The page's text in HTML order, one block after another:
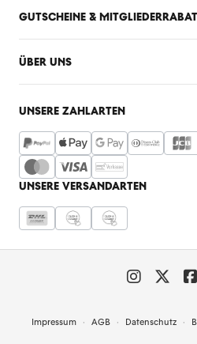
GUTSCHEINE &
ÜBER UNS
UNSERE ZAHLARTEN
UNSERE VERSANDARTEN
Impressum AGB Datenschutz